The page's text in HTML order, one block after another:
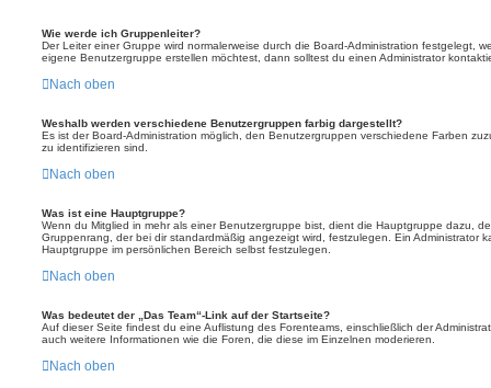
Wie werde ich Gruppenleiter?
Der Leiter einer Gruppe wird normalerweise durch die Board-Administration festgelegt,
eigene Benutzergruppe erstellen möchtest, dann solltest du einen Administrator
Nach oben
Weshalb werden verschiedene Benutzergruppen farbig dargestellt?
Es ist der Board-Administration möglich, den Benutzergruppen verschiedene Farben
zu identifizieren sind.
Nach oben
Was ist eine Hauptgruppe?
Wenn du Mitglied in mehr als einer Benutzergruppe bist, dient die Hauptgruppe dazu,
Gruppenrang, der bei dir standardmäßig angezeigt wird, festzulegen. Ein Administrator
Hauptgruppe im persönlichen Bereich selbst festzulegen.
Nach oben
Was bedeutet der „Das Team“-Link auf der Startseite?
Auf dieser Seite findest du eine Auflistung des Forenteams, einschließlich der
auch weitere Informationen wie die Foren, die diese im Einzelnen moderieren.
Nach oben